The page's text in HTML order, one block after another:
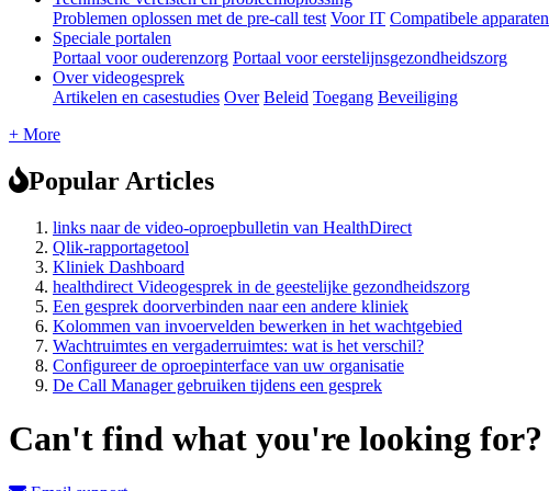
Problemen oplossen met de pre-call test Voor IT Compatibele apparaten
Speciale portalen
Portaal voor ouderenzorg Portaal voor eerstelijnsgezondheidszorg
Over videogesprek
Artikelen en casestudies Over Beleid Toegang Beveiliging
+ More
Popular Articles
links naar de video-oproepbulletin van HealthDirect
Qlik-rapportagetool
Kliniek Dashboard
healthdirect Videogesprek in de geestelijke gezondheidszorg
Een gesprek doorverbinden naar een andere kliniek
Kolommen van invoervelden bewerken in het wachtgebied
Wachtruimtes en vergaderruimtes: wat is het verschil?
Configureer de oproepinterface van uw organisatie
De Call Manager gebruiken tijdens een gesprek
Can't find what you're looking for?